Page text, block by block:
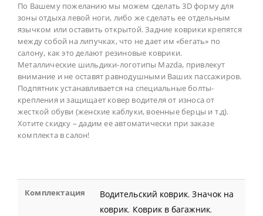
По Вашему пожеланию мы можем сделать 3D форму для
зоны отдыха левой ноги, либо же сделать ее отдельным
язычком или оставить открытой. Задние коврики крепятся
между собой на липучках, что не дает им «бегать» по
салону, как это делают резиновые коврики.
Металлические шильдики-логотипы Mazda, привлекут
внимание и не оставят равнодушными Ваших пассажиров.
Подпятник устанавливается на специальные болты-
крепления и защищает ковер водителя от износа от
жесткой обуви (женские каблуки, военные берцы и т.д).
Хотите скидку – дадим ее автоматически при заказе
комплекта в салон!
Комплектация Водительский коврик,Значок на
коврик, Коврик в багажник,